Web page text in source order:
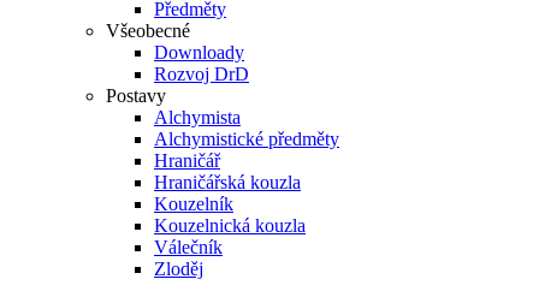
Předměty
Všeobecné
Downloady
Rozvoj DrD
Postavy
Alchymista
Alchymistické předměty
Hraničář
Hraničářská kouzla
Kouzelník
Kouzelnická kouzla
Válečník
Zloděj